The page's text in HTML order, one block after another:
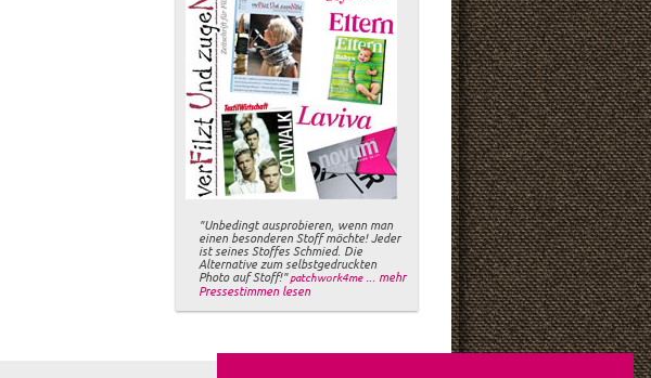
"Unbedingt ausprobieren, wenn man
einen besonderen Stoff möchte! Jeder
ist seines Stoffes Schmied. Die
Alternative zum selbstgedruckten
Photo auf Stoff!"patchwork4me ... mehr
Pressestimmen lesen